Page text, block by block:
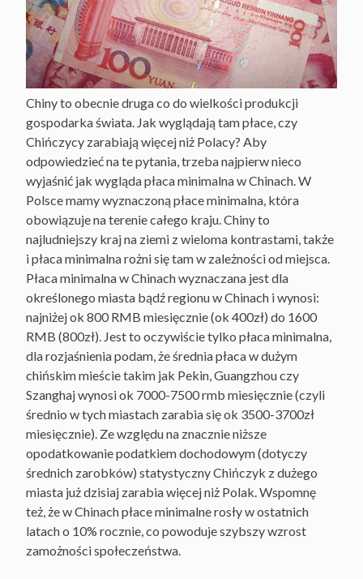
Chiny to obecnie druga co do wielkości produkcji
gospodarka świata. Jak wyglądają tam płace, czy
Chińczycy zarabiają więcej niż Polacy? Aby
odpowiedzieć na te pytania, trzeba najpierw nieco
wyjaśnić jak wygląda płaca minimalna w Chinach. W
Polsce mamy wyznaczoną płace minimalna, która
obowiązuje na terenie całego kraju. Chiny to
najludniejszy kraj na ziemi z wieloma kontrastami, także
i płaca minimalna rożni się tam w zależności od miejsca.
Płaca minimalna w Chinach wyznaczana jest dla
określonego miasta bądź regionu w Chinach i wynosi:
najniżej ok 800 RMB miesięcznie (ok 400zł) do 1600
RMB (800zł). Jest to oczywiście tylko płaca minimalna,
dla rozjaśnienia podam, że średnia płaca w dużym
chińskim mieście takim jak Pekin, Guangzhou czy
Szanghaj wynosi ok 7000-7500 rmb miesięcznie (czyli
średnio w tych miastach zarabia się ok 3500-3700zł
miesięcznie). Ze względu na znacznie niższe
opodatkowanie podatkiem dochodowym (dotyczy
średnich zarobków) statystyczny Chińczyk z dużego
miasta już dzisiaj zarabia więcej niż Polak. Wspomnę
też, że w Chinach płace minimalne rosły w ostatnich
latach o 10% rocznie, co powoduje szybszy wzrost
zamożności społeczeństwa.